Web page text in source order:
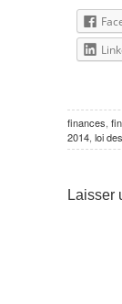
finances
2014 loi
Laisser